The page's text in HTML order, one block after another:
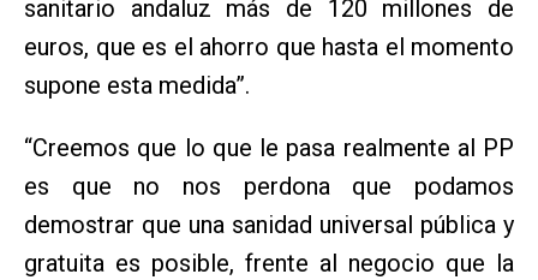
sanitario andaluz más de 120 millones de
euros, que es el ahorro que hasta el momento
supone esta medida”.
“Creemos que lo que le pasa realmente al PP
es que no nos perdona que podamos
demostrar que una sanidad universal pública y
gratuita es posible, frente al negocio que la